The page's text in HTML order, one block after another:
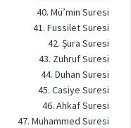
40. Mü’min Suresi
41. Fussilet Suresi
42. Şura Suresi
43. Zuhruf Suresi
44. Duhan Suresi
45. Casiye Suresi
46. Ahkaf Suresi
47. Muhammed Suresi